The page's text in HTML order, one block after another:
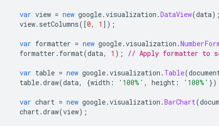
var view = new google.visualization .DataView(data
view. setColumns([0, 1 ]);
var formatter = new google.visualization .
formatter . format(data, 1 ); // Apply formatter to
var table = new google.visualization . Table(
table.draw(data, {width : '100%' , height : '100%'
var chart = new google.visualization .BarChart(
chart.draw(view);